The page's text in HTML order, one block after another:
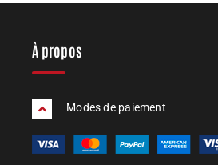
À propos
Modes de paiement